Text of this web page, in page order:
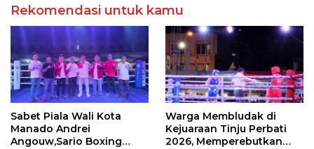
Rekomendasi untuk kamu
Sabet Piala Wali Kota
Manado Andrei
Angouw,Sario Boxing
Warga Membludak di
Kejuaraan Tinju Perbati
2026, Memperebutkan